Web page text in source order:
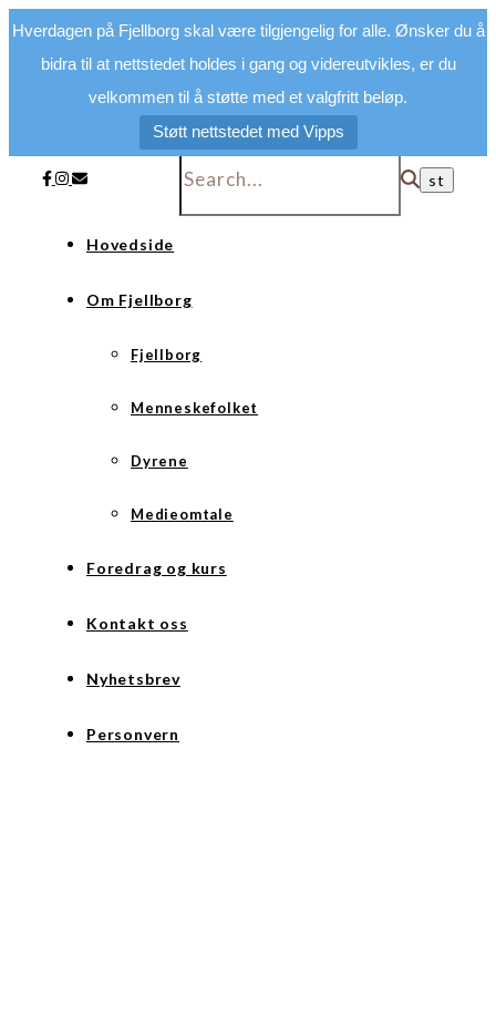
Hverdagen på Fjellborg skal være tilgjengelig for alle. Ønsker du å
bidra til at nettstedet holdes i gang og videreutvikles, er du
velkommen til å støtte med et valgfritt beløp.
Støtt nettstedet med Vipps
Hovedside
Om Fjellborg
Fjellborg
Menneskefolket
Dyrene
Medieomtale
Foredrag og kurs
Kontakt oss
Nyhetsbrev
Personvern